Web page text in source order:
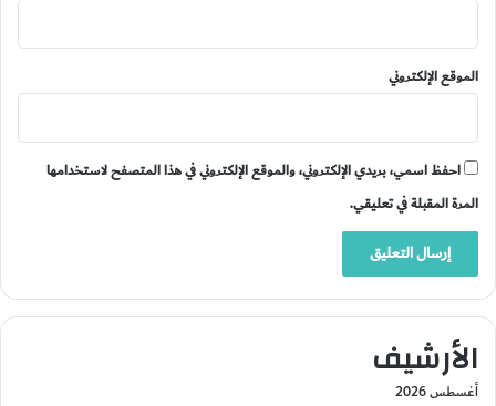
الموقع الإلكتروني
احفظ اسمي، بريدي الإلكتروني، والموقع الإلكتروني في هذا المتصفح لاستخدامها
المرة المقبلة في تعليقي.
الأرشيف
أغسطس 2026